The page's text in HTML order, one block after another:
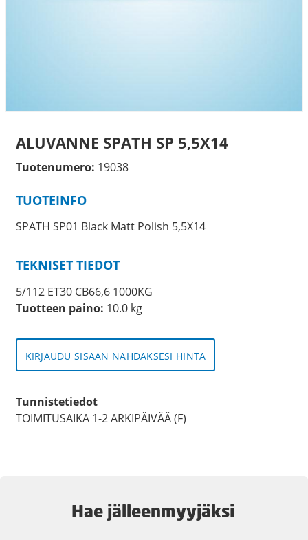
ALUVANNE SPATH SP 5,5X14
Tuotenumero: 19038
TUOTEINFO
SPATH SP01 Black Matt Polish 5,5X14
TEKNISET TIEDOT
5/112 ET30 CB66,6 1000KG
Tuotteen paino: 10.0 kg
KIRJAUDU SISÄÄN NÄHDÄKSESI HINTA
Tunnistetiedot
TOIMITUSAIKA 1-2 ARKIPÄIVÄÄ (F)
Hae jälleenmyyjäksi